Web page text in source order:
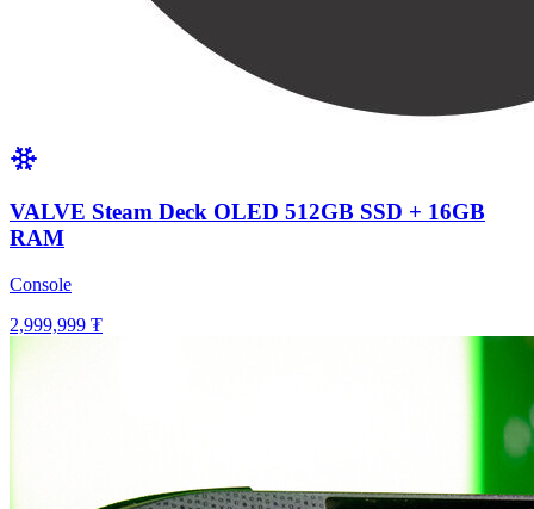
VALVE Steam Deck OLED 512GB SSD + 16GB
RAM
Console
2,999,999 ₮